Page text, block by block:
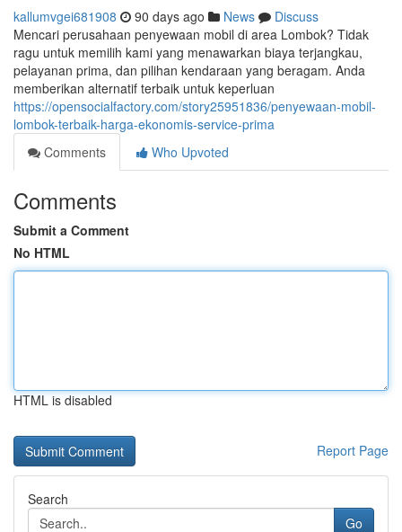
kallumvgei681908 90 days ago News
Discuss
Mencari perusahaan penyewaan mobil di area Lombok? Tidak
ragu untuk memilih kami yang menawarkan biaya terjangkau,
pelayanan prima, dan pilihan kendaraan yang beragam. Anda
memberikan alternatif terbaik untuk keperluan
https://opensocialfactory.com/story25951836/penyewaan-mobil-
lombok-terbaik-harga-ekonomis-service-prima
Comments
Who Upvoted
Comments
Submit a Comment
No HTML
HTML is disabled
Report Page
Search
Go